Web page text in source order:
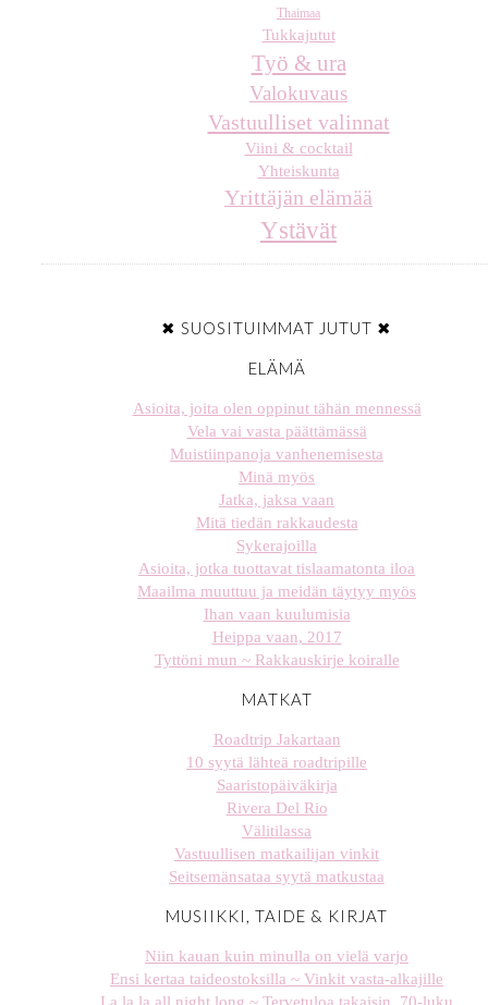
Thaimaa
Tukkajutut
Työ & ura
Valokuvaus
Vastuulliset valinnat
Viini & cocktail
Yhteiskunta
Yrittäjän elämää
Ystävät
✖ SUOSITUIMMAT JUTUT ✖
ELÄMÄ
Asioita, joita olen oppinut tähän mennessä
Vela vai vasta päättämässä
Muistiinpanoja vanhenemisesta
Minä myös
Jatka, jaksa vaan
Mitä tiedän rakkaudesta
Sykerajoilla
Asioita, jotka tuottavat tislaamatonta iloa
Maailma muuttuu ja meidän täytyy myös
Ihan vaan kuulumisia
Heippa vaan, 2017
Tyttöni mun ~ Rakkauskirje koiralle
MATKAT
Roadtrip Jakartaan
10 syytä lähteä roadtripille
Saaristopäiväkirja
Rivera Del Rio
Välitilassa
Vastuullisen matkailijan vinkit
Seitsemänsataa syytä matkustaa
MUSIIKKI, TAIDE & KIRJAT
Niin kauan kuin minulla on vielä varjo
Ensi kertaa taideostoksilla ~ Vinkit vasta-alkajille